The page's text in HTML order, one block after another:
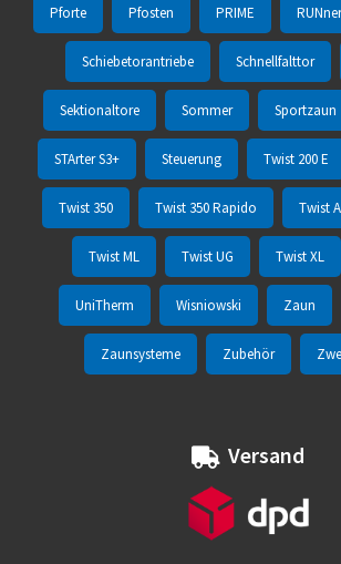
Pforte Pfosten PRIME RUNner
Schiebetorantriebe Schnellfalttor
Sektionaltore Sommer Sportzaun
STArter S3+ Steuerung Twist 200 E
Twist 350 Twist 350 Rapido Twist
Twist ML Twist UG Twist XL
UniTherm Wisniowski Zaun
Zaunsysteme Zubehör
Versand